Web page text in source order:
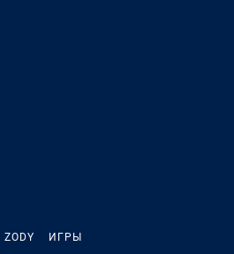
ZODY ИГРЫ